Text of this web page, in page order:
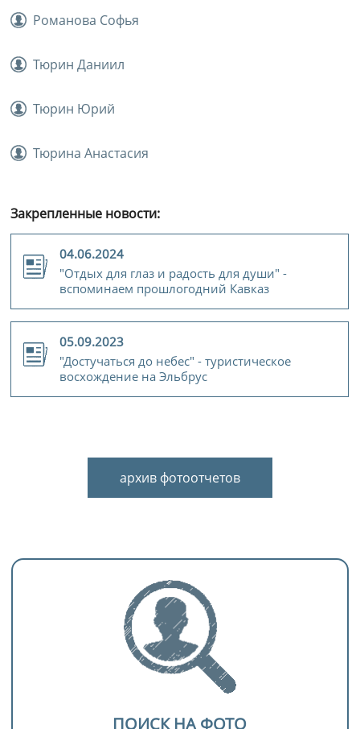
Романова Софья
Тюрин Даниил
Тюрин Юрий
Тюрина Анастасия
Закрепленные новости:
04.06.2024
"Отдых для глаз и радость для души" -
вспоминаем прошлогодний Кавказ
05.09.2023
"Достучаться до небес" - туристическое
восхождение на Эльбрус
архив фотоотчетов
ПОИСК НА ФОТО